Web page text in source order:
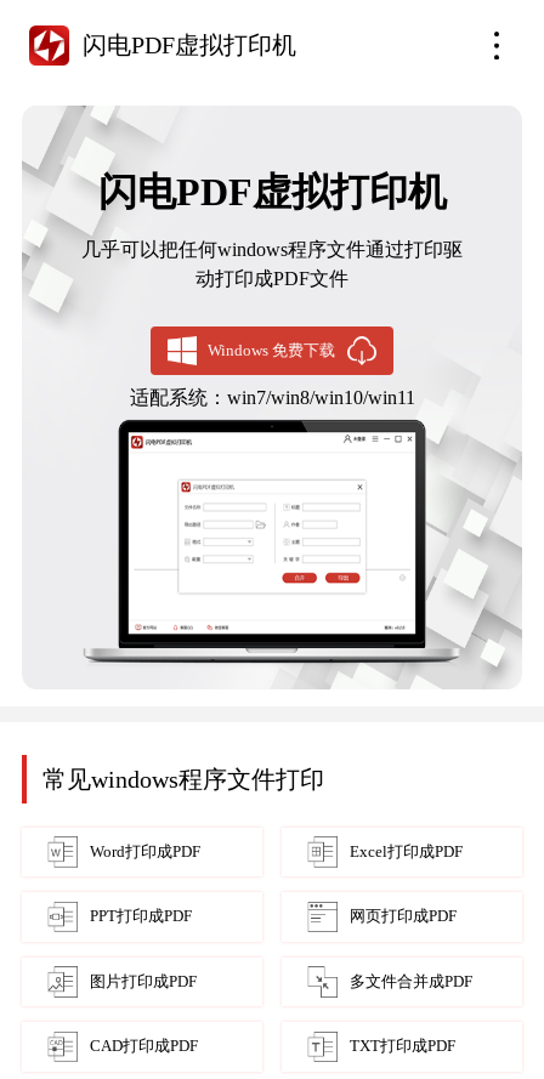
闪电PDF虚拟打印机
闪电PDF虚拟打印机
几乎可以把任何windows程序文件通过打印驱
动打印成PDF文件
Windows 免费下载
适配系统：win7/win8/win10/win11
常见windows程序文件打印
Word打印成PDF Excel打印成PDF
PPT打印成PDF 网页打印成PDF
图片打印成PDF 多文件合并成PDF
CAD打印成PDF TXT打印成PDF